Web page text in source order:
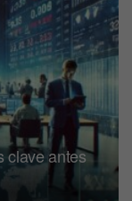
clave antes